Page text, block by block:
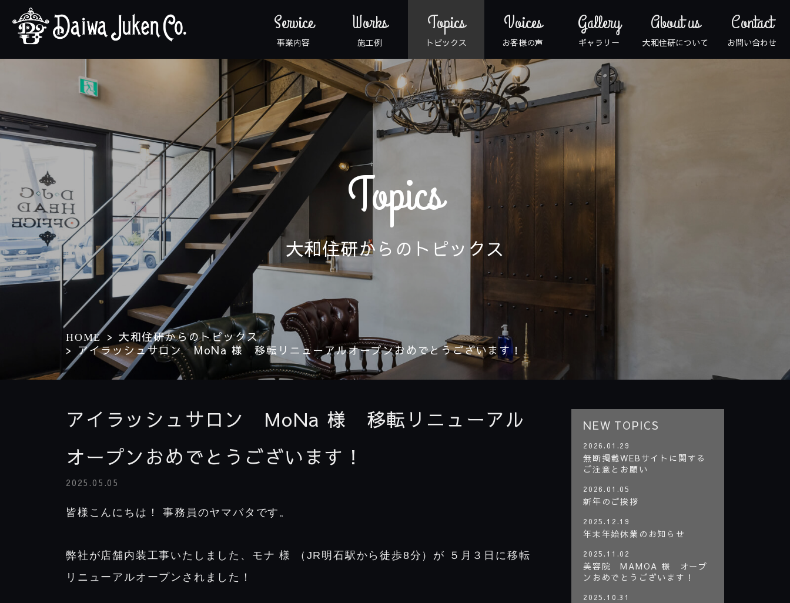
Service
事業内容
Works
施工例
Topics
トピックス
Voices
お客様の声
Gallery
ギャラリー
About us
大和住研について
Contact
お問い合わせ
Topics
大和住研からのトピックス
HOME
大和住研からのトピックス
アイラッシュサロン MoNa 様 移転リニューアルオープンおめでとうございます！
アイラッシュサロン MoNa 様 移転リニューアル
オープンおめでとうございます！
2025.05.05
皆様こんにちは！ 事務員のヤマバタです。
弊社が店舗内装工事いたしました、モナ 様 （JR明石駅から徒歩8分）が ５月３日に移転
リニューアルオープンされました！
NEW TOPICS
2026.01.29
無断掲載WEBサイトに関する
ご注意とお願い
2026.01.05
新年のご挨拶
2025.12.19
年末年始休業のお知らせ
2025.11.02
美容院 MAMOA 様 オープ
ンおめでとうございます！
2025.10.31